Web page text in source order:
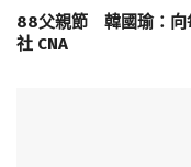
88父親節 韓國瑜：向
社 CNA